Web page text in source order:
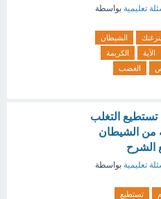
تعليمية بواسطة
ينزغنك
الشيطان
الآية
الكريمة
الغضب
التغلب
من الشيطان
الشرح
تعليمية بواسطة
تستطيع